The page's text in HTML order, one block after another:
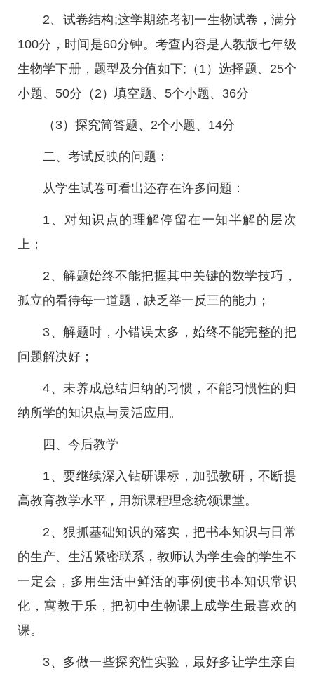
2、试卷结构;这学期统考初一生物试卷，满分
100分，时间是60分钟。考查内容是人教版七年级
生物学下册，题型及分值如下;（1）选择题、25个
小题、50分（2）填空题、5个小题、36分
（3）探究简答题、2个小题、14分
二、考试反映的问题：
从学生试卷可看出还存在许多问题：
1、对知识点的理解停留在一知半解的层次
上；
2、解题始终不能把握其中关键的数学技巧，
孤立的看待每一道题，缺乏举一反三的能力；
3、解题时，小错误太多，始终不能完整的把
问题解决好；
4、未养成总结归纳的习惯，不能习惯性的归
纳所学的知识点与灵活应用。
四、今后教学
1、要继续深入钻研课标，加强教研，不断提
高教育教学水平，用新课程理念统领课堂。
2、狠抓基础知识的落实，把书本知识与日常
的生产、生活紧密联系，教师认为学生会的学生不
一定会，多用生活中鲜活的事例使书本知识常识
化，寓教于乐，把初中生物课上成学生最喜欢的
课。
3、多做一些探究性实验，最好多让学生亲自